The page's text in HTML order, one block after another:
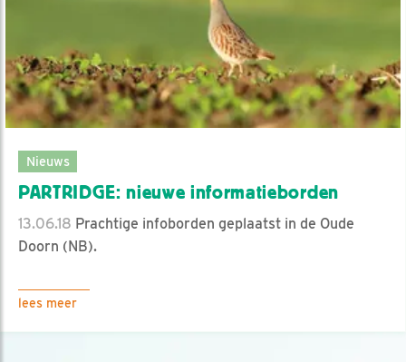
Nieuws
PARTRIDGE: nieuwe informatieborden
13.06.18 Prachtige infoborden geplaatst in de Oude
Doorn (NB).
lees meer